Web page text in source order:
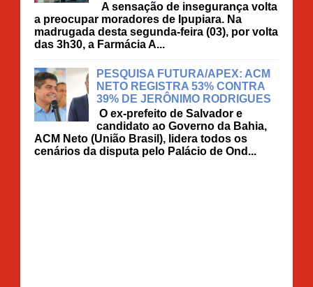
A sensação de insegurança volta
a preocupar moradores de Ipupiara. Na
madrugada desta segunda-feira (03), por volta
das 3h30, a Farmácia A...
PESQUISA FUTURA/APEX: ACM
NETO REGISTRA 53% CONTRA
39% DE JERÔNIMO RODRIGUES
O ex-prefeito de Salvador e
candidato ao Governo da Bahia,
ACM Neto (União Brasil), lidera todos os
cenários da disputa pelo Palácio de Ond...